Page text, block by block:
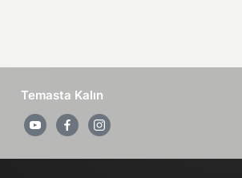
Temasta Kalın